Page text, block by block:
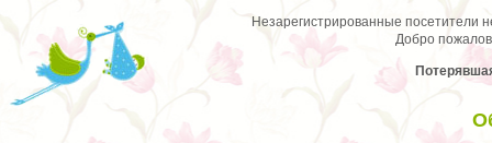
Незарегистрированные посетители
Добро